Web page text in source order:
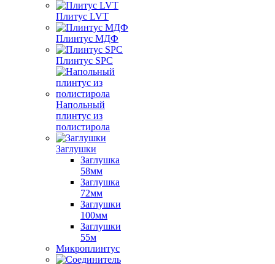
Плитус LVT
Плинтус МДФ
Плинтус SPC
Напольный
плинтус из
полистирола
Заглушки
Заглушка
58мм
Заглушка
72мм
Заглушки
100мм
Заглушки
55м
Микроплинтус